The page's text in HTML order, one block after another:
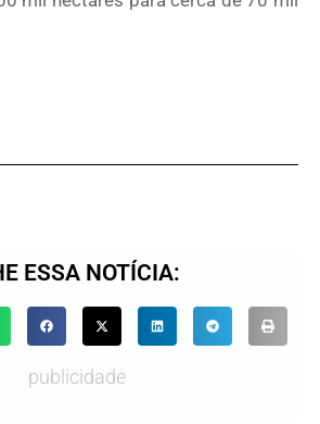
ESSA NOTÍCIA:
publicidade